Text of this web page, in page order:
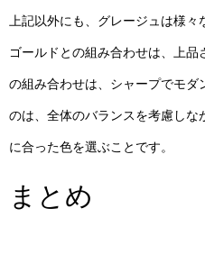
上記以外にも、グレージュは様々
ゴールドとの組み合わせは、上品
の組み合わせは、シャープでモダ
のは、全体のバランスを考慮し
に合った色を選ぶことです。
まとめ